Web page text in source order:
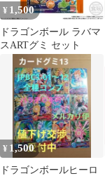
¥ 1,500
ドラゴンボール ラバマ
スARTグミ セット
¥ 1,500
ドラゴンボールヒーロ